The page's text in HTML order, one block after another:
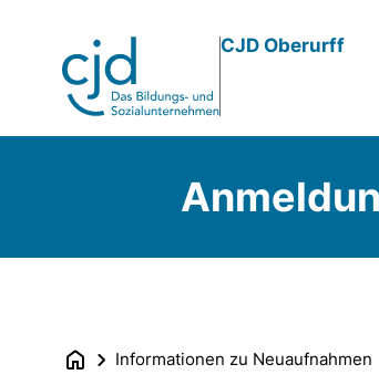
CJD Oberurff
Informationen zu Neuaufnahmen